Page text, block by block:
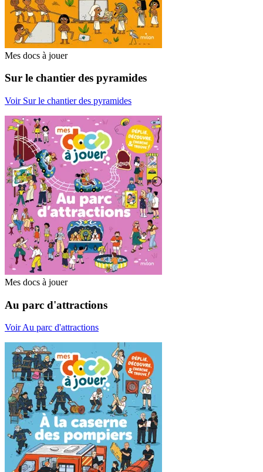
Mes docs à jouer
Sur le chantier des pyramides
Voir Sur le chantier des pyramides
Mes docs à jouer
Au parc d'attractions
Voir Au parc d'attractions